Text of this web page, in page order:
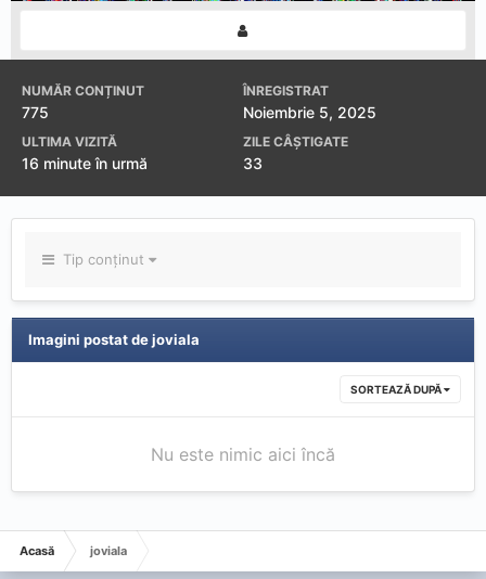
NUMĂR CONȚINUT
775
ÎNREGISTRAT
Noiembrie 5, 2025
ULTIMA VIZITĂ
16 minute în urmă
ZILE CÂȘTIGATE
33
Tip conținut
Imagini postat de joviala
SORTEAZĂ DUPĂ
Nu este nimic aici încă
Acasă joviala